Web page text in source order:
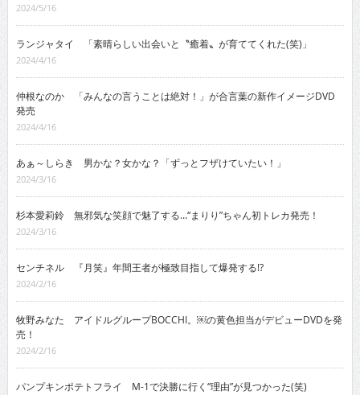
2024/5/16
ランジャタイ 「素晴らしい出会いと〝癒着〟が育ててくれた(笑)」
2024/4/16
仲根なのか 「みんなの言うことは絶対！」が合言葉の新作イメージDVD
発売
2024/4/16
あぁ～しらき 男かな？女かな？「ずっとフザけていたい！」
2024/3/16
杉本愛莉鈴 無邪気な笑顔で魅了する…“まりり”ちゃん初トレカ発売！
2024/3/16
センチネル 『月笑』年間王者が極致目指して爆発する!?
2024/2/16
牧野みなた アイドルグループBOCCHI。￼の黄色担当がデビューDVDを発
売！
2024/2/16
パンプキンポテトフライ M-1で決勝に行く“理由”が見つかった(笑)